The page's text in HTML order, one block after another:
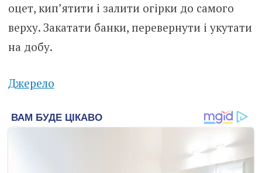
оцет, кип’ятити і залити огірки до самого
верху. Закатати банки, перевернути і укутати
на добу.
Джерело